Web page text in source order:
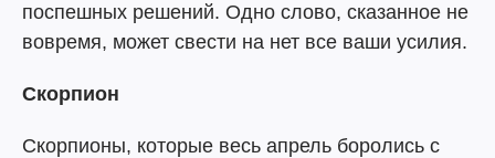
поспешных решений. Одно слово, сказанное не
вовремя, может свести на нет все ваши усилия.
Скорпион
Скорпионы, которые весь апрель боролись с